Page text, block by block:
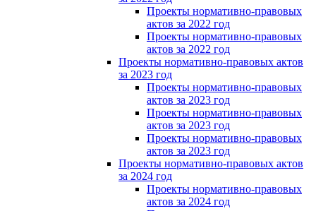
Проекты нормативно-правовых
актов за 2022 год
Проекты нормативно-правовых
актов за 2022 год
Проекты нормативно-правовых актов
за 2023 год
Проекты нормативно-правовых
актов за 2023 год
Проекты нормативно-правовых
актов за 2023 год
Проекты нормативно-правовых
актов за 2023 год
Проекты нормативно-правовых актов
за 2024 год
Проекты нормативно-правовых
актов за 2024 год